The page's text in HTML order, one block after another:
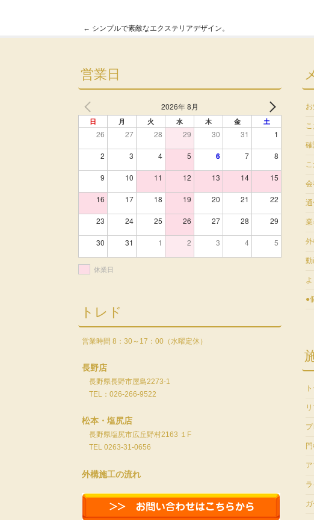
← シンプルで素敵なエクステリアデザイン。
営業日
2026年 8月
日 月 火 水 木 金 土
26 27 28 29 30 31 1
2 3 4 5 6 7 8
9 10 11 12 13 14 15
16 17 18 19 20 21 22
23 24 25 26 27 28 29
30 31 1 2 3 4 5
休業日
トレド
営業時間 8：30～17：00（水曜定休）
長野店
長野県長野市屋島2273-1
TEL：026-266-9522
松本・塩尻店
長野県塩尻市広丘野村2163 １F
TEL 0263-31-0656
外構施工の流れ
確
会
通
動
●